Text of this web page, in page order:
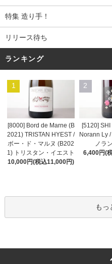
特集 造り手！
リリース待ち
ランキング
1
[8000] Bord de Marne (B
2021) TRISTAN HYEST /
ボー・ド・マルヌ (B202
1) トリスタン・イエスト
10,000円(税込11,000円)
2
[5120]
Norann Ly
ノラ
6,400円(
もっ